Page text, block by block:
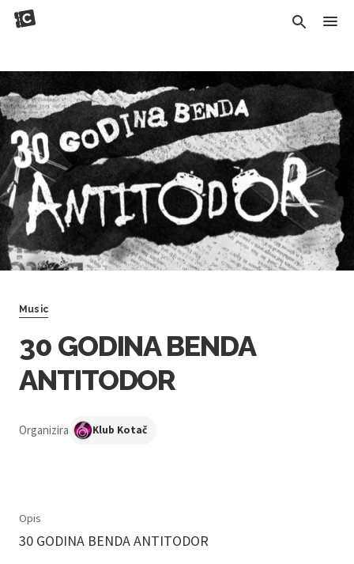
Music
30 GODINA BENDA
ANTITODOR
Organizira Klub Kotač
Opis
30 GODINA BENDA ANTITODOR